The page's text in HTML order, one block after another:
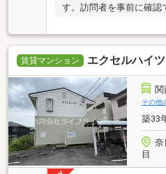
す。訪問者を事前に確認
賃貸マンション エクセルハイツ
その他
築33
奈
目